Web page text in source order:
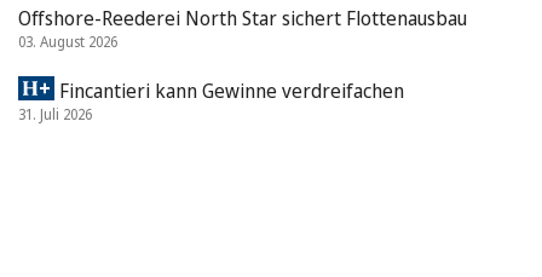
Offshore-Reederei North Star sichert Flottenausbau
03. August 2026
Fincantieri kann Gewinne verdreifachen
31. Juli 2026